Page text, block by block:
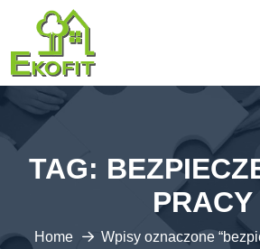
TAG:
PRACY
Home Wpisy oznaczone